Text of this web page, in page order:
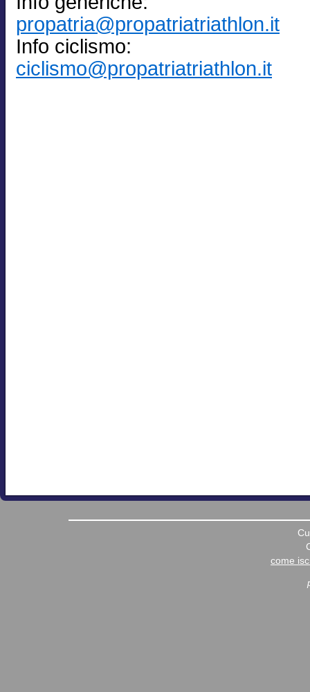
propatria@propatriatriathlon.it
Info ciclismo:
ciclismo@propatriatriathlon.it
come